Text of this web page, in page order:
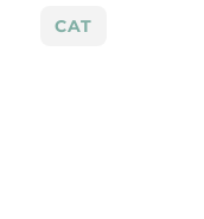
CAT